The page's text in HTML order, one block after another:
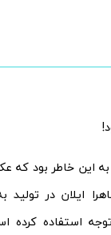
این خاطر بود که
ایلان در
استفاده کرده